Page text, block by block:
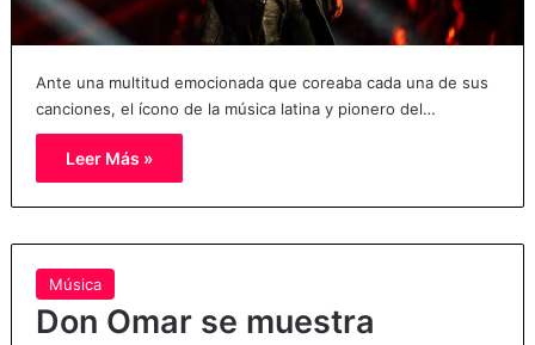
Ante una multitud emocionada que coreaba cada una de sus
canciones, el ícono de la música latina y pionero del…
Leer Más »
Música
Don Omar se muestra